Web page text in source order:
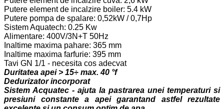
Putere element de incalzire boiler: 5.4 kW
Putere pompa de spalare: 0,52kW / 0,7Hp
Sistem Aquatech: 0.25 Kw
Alimentare: 400V/3N+T 50Hz
Inaltime maxima pahare: 365 mm
Inaltime maxima farfurie: 395 mm
Tavi GN 1/1 - necesita cos adecvat
Duritatea apei > 15÷ max. 40 °f
Dedurizator incorporat
Sistem Acquatec - ajuta la pastrarea unei temperaturi si
presiuni constante a apei garantand astfel rezultate